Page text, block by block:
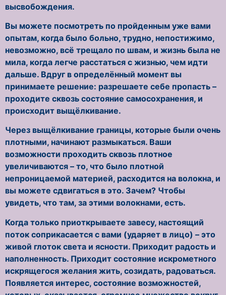
высвобождения.
Вы можете посмотреть по пройденным уже вами
опытам, когда было больно, трудно, непостижимо,
невозможно, всё трещало по швам, и жизнь была не
мила, когда легче расстаться с жизнью, чем идти
дальше. Вдруг в определённый момент вы
принимаете решение: разрешаете себе пропасть –
проходите сквозь состояние самосохранения, и
происходит выщёлкивание.
Через выщёлкивание границы, которые были очень
плотными, начинают размыкаться. Ваши
возможности проходить сквозь плотное
увеличиваются – то, что было плотной
непроницаемой материей, расходится на волокна, и
вы можете сдвигаться в это. Зачем? Чтобы
увидеть, что там, за этими волокнами, есть.
Когда только приоткрываете завесу, настоящий
поток соприкасается с вами (ударяет в лицо) – это
живой глоток света и ясности. Приходит радость и
наполненность. Приходит состояние искрометного
искрящегося желания жить, созидать, радоваться.
Появляется интерес, состояние возможностей,